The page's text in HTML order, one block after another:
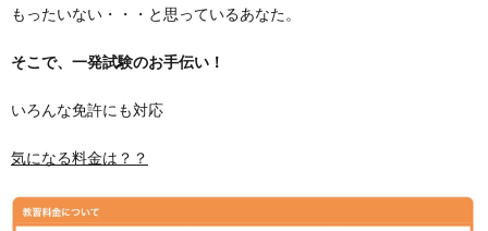
もったいない・・・と思っているあなた。
そこで、一発試験のお手伝い！
いろんな免許にも対応
気になる料金は？？